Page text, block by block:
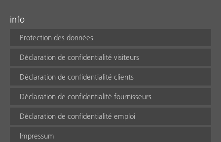
info
Protection des données
Déclaration de confidentialité visiteurs
Déclaration de confidentialité clients
Déclaration de confidentialité fournisseurs
Déclaration de confidentialité emploi
Impressum